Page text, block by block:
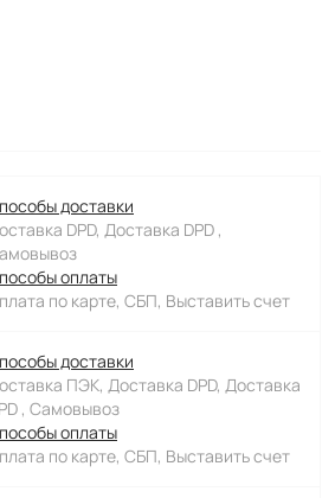
доставки
DPD, Доставка DPD ,
оплаты
по карте, СБП, Выставить счет
доставки
ПЭК, Доставка DPD, Доставка
, Самовывоз
оплаты
по карте, СБП, Выставить счет